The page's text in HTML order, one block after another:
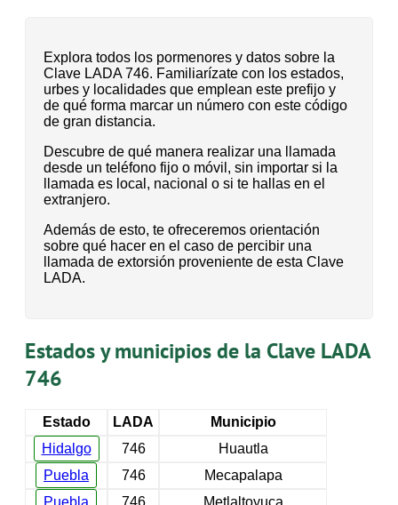
Explora todos los pormenores y datos sobre la
Clave LADA 746. Familiarízate con los estados,
urbes y localidades que emplean este prefijo y
de qué forma marcar un número con este código
de gran distancia.
Descubre de qué manera realizar una llamada
desde un teléfono fijo o móvil, sin importar si la
llamada es local, nacional o si te hallas en el
extranjero.
Además de esto, te ofreceremos orientación
sobre qué hacer en el caso de percibir una
llamada de extorsión proveniente de esta Clave
LADA.
Estados y municipios de la Clave LADA
746
Estado LADA
Municipio
Hidalgo
746
Huautla
Puebla
746
Mecapalapa